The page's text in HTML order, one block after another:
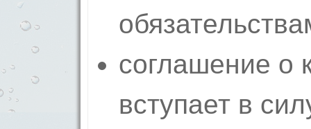
соглашение о
вступает в